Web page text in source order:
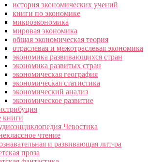
история экономических учений
книги по экономике
микроэкономика
мировая экономика
общая экономическая теория
отраслевая и межотраслевая экономика
экономика развивающихся стран
экономика развитых стран
экономическая география
экономическая статистика
экономический анализ
экономическое развитие
книги
Чевостика
чтение
и развивающая лит-ра
проза